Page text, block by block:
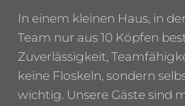
In einem kleinen Haus, in
Team nur aus 10 Köpfen
Zuverlässigkeit,
keine Floskeln, sondern
wichtig. Unsere Gäste sind